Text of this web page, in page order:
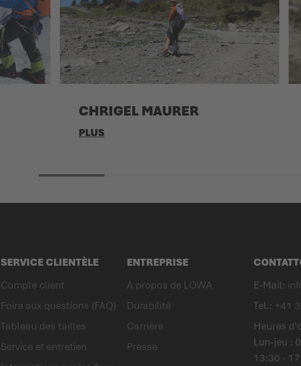
CHRIGEL MAURER
PLUS
SERVICE CLIENTÈLE
Compte client
Foire aux questions (FAQ)
Tableau des tailles
Service et entretien
ENTREPRISE
À propos de LOWA
Durabilité
Carrière
Presse
E-Mail:
Tel.: +41
Heures
Lun-jeu :
13:30 -